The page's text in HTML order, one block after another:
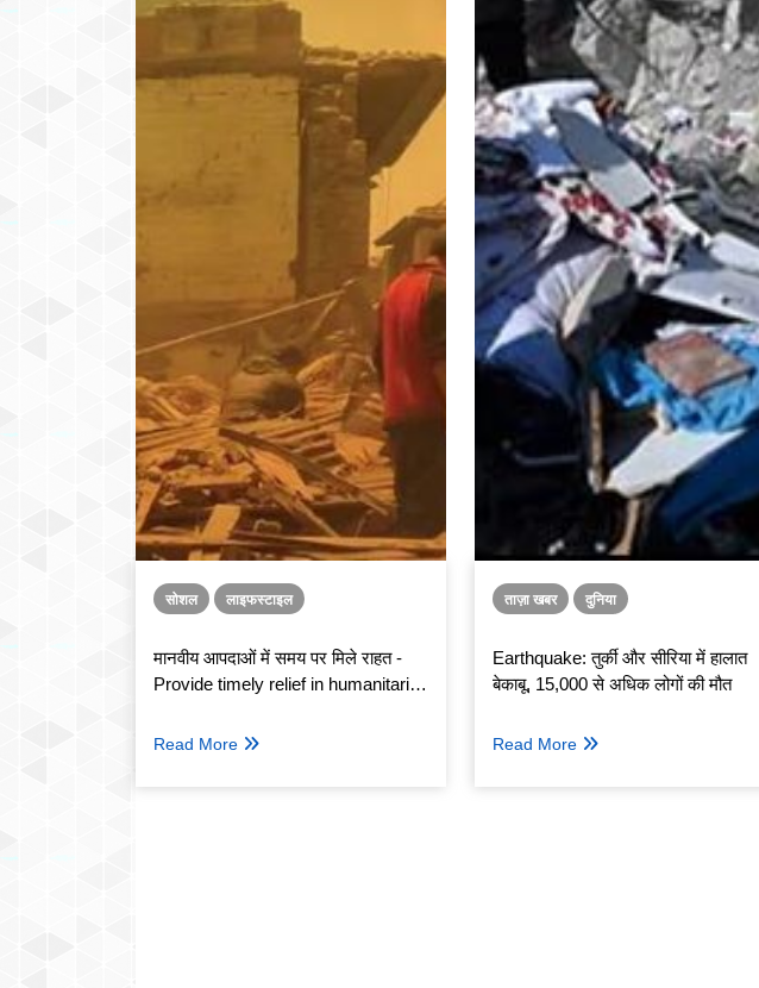
सोशल लाइफस्टाइल
मानवीय आपदाओं में समय पर मिले राहत -
Provide timely relief in humanitarian
Read More
ताज़ा खबर दुनिया
Earthquake: तुर्की और सीरिया में हालात
बेकाबू, 15,000 से अधिक लोगों की मौत
Read More